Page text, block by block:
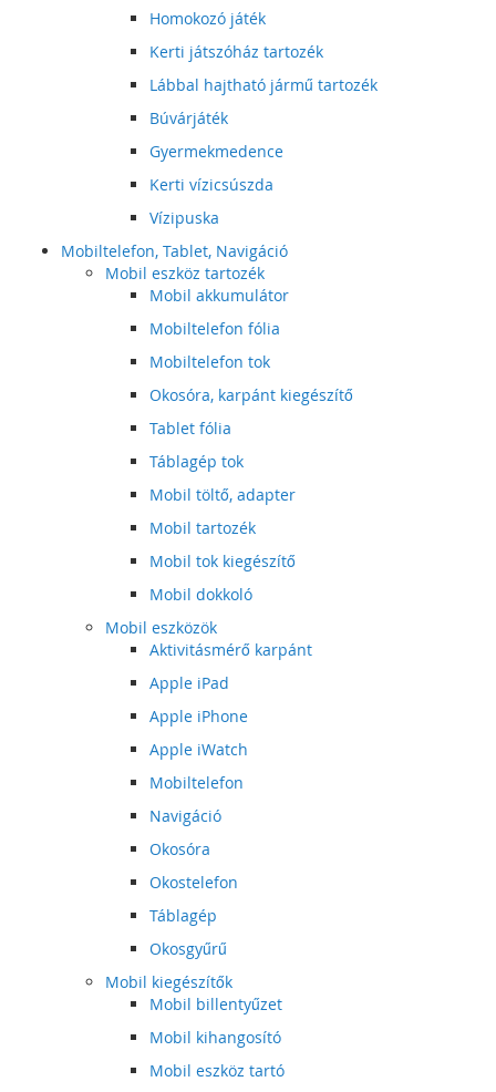
Homokozó játék
Kerti játszóház tartozék
Lábbal hajtható jármű tartozék
Búvárjáték
Gyermekmedence
Kerti vízicsúszda
Vízipuska
Mobiltelefon, Tablet, Navigáció
Mobil eszköz tartozék
Mobil akkumulátor
Mobiltelefon fólia
Mobiltelefon tok
Okosóra, karpánt kiegészítő
Tablet fólia
Táblagép tok
Mobil töltő, adapter
Mobil tartozék
Mobil tok kiegészítő
Mobil dokkoló
Mobil eszközök
Aktivitásmérő karpánt
Apple iPad
Apple iPhone
Apple iWatch
Mobiltelefon
Navigáció
Okosóra
Okostelefon
Táblagép
Okosgyűrű
Mobil kiegészítők
Mobil billentyűzet
Mobil kihangosító
Mobil eszköz tartó